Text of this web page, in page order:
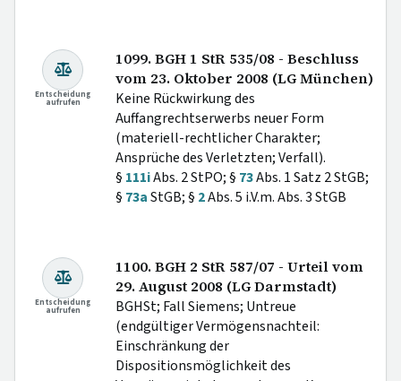
Entscheidung
aufrufen
1099. BGH 1 StR 535/08 - Beschluss
vom 23. Oktober 2008 (LG München)
Keine Rückwirkung des
Auffangrechtserwerbs neuer Form
(materiell-rechtlicher Charakter;
Ansprüche des Verletzten; Verfall).
§ 111iAbs. 2 StPO; § 73Abs. 1 Satz 2 StGB;
§ 73aStGB; § 2Abs. 5 i.V.m. Abs. 3 StGB
Entscheidung
aufrufen
1100. BGH 2 StR 587/07 - Urteil vom
29. August 2008 (LG Darmstadt)
BGHSt; Fall Siemens; Untreue
(endgültiger Vermögensnachteil:
Einschränkung der
Dispositionsmöglichkeit des